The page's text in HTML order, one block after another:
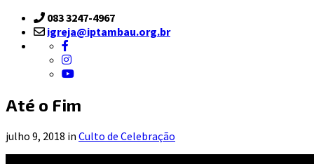
083 3247-4967
igreja@iptambau.org.br
Até o Fim
julho 9, 2018 in Culto de Celebração